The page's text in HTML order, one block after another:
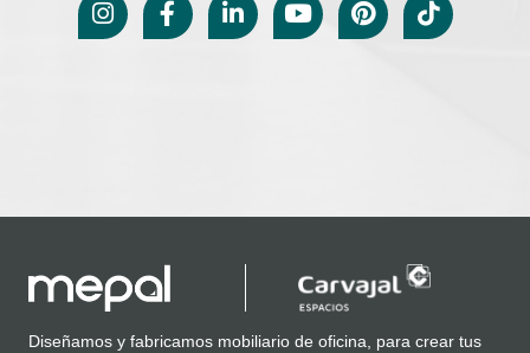
Diseñamos y fabricamos mobiliario de oficina, para crear tus